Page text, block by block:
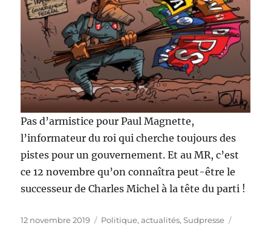
Pas d’armistice pour Paul Magnette,
l’informateur du roi qui cherche toujours des
pistes pour un gouvernement. Et au MR, c’est
ce 12 novembre qu’on connaîtra peut-être le
successeur de Charles Michel à la tête du parti !
Publié
12 novembre 2019 Catégories
Politique, actualités,Sudpresse